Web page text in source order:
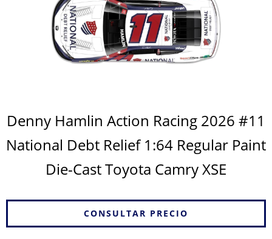
Denny Hamlin Action Racing 2026 #11
National Debt Relief 1:64 Regular Paint
Die-Cast Toyota Camry XSE